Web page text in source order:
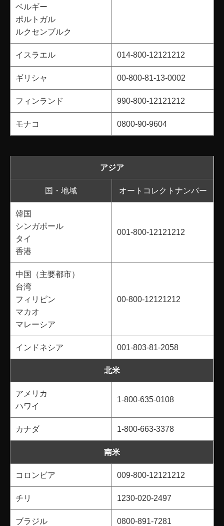
ベルギー
ポルトガル
ルクセンブルク
イスラエル 014-800-12121212
ギリシャ 00-800-81-13-0002
フィンランド 990-800-12121212
モナコ 0800-90-9604
アジア
国・地域 オートコレクトナンバー
韓国
シンガポール
タイ
香港
001-800-12121212
中国（主要都市）
台湾
フィリピン
マカオ
マレーシア
00-800-12121212
インドネシア 001-803-81-2058
北米
アメリカ
ハワイ
1-800-635-0108
カナダ 1-800-663-3378
南米
コロンビア 009-800-12121212
チリ 1230-020-2497
ブラジル 0800-891-7281